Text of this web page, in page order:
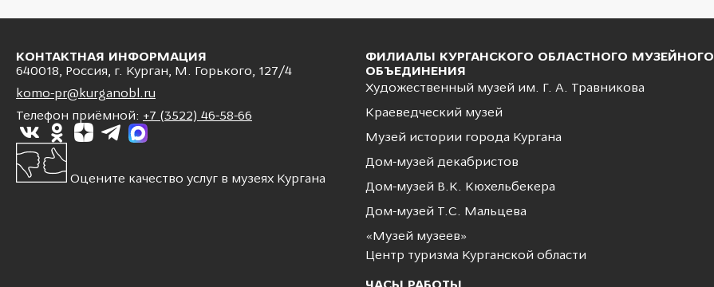
КОНТАКТНАЯ ИНФОРМАЦИЯ
640018, Россия, г. Курган, М. Горького, 127/4
komo-pr@kurganobl.ru
Телефон приёмной: +7 (3522) 46-58-66
Оцените качество услуг в музеях Кургана
ФИЛИАЛЫ КУРГАНСКОГО ОБЛАСТНОГО МУЗЕЙНОГО
ОБЪЕДИНЕНИЯ
Художественный музей им. Г. А. Травникова
Краеведческий музей
Музей истории города Кургана
Дом-музей декабристов
Дом-музей В.К. Кюхельбекера
Дом-музей Т.С. Мальцева
«Музей музеев»
Центр туризма Курганской области